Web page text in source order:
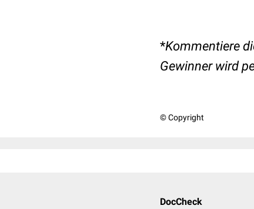
*Kommentiere
Gewinner wird
© Copyright
DocCheck